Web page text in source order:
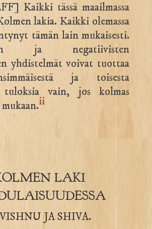
Kaikki tässä maailmassa
lakia. Kaikki olemassa
tämän lain mukaisesti.
ja negatiivisten
yhdistelmät voivat tuottaa
ja toisesta
tuloksia vain, jos kolmas
ii
LAKI
JA SHIVA.